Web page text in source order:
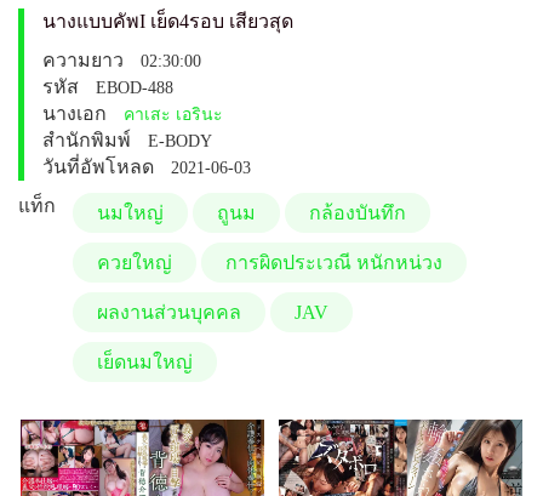
นางแบบคัพI เย็ด4รอบ เสียวสุด
ความยาว
02:30:00
รหัส EBOD-488
นางเอก คาเสะ เอรินะ
สำนักพิมพ์ E-BODY
วันที่อัพโหลด 2021-06-03
แท็ก นมใหญ่ ถูนม กล้องบันทึก
ควยใหญ่ การผิดประเวณี หนักหน่วง
ผลงานส่วนบุคคล JAV
เย็ดนมใหญ่